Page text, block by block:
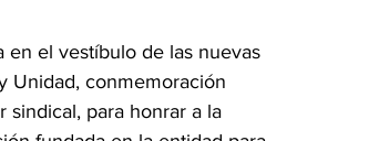
en el vestíbulo de las nuevas
Unidad, conmemoración
sindical, para honrar a la